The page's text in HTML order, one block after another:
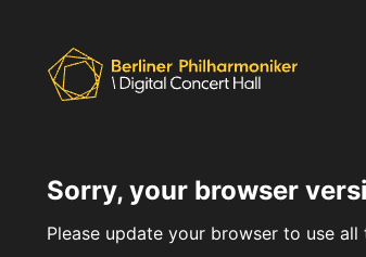
Sorry, your browser
Please update your browser to use